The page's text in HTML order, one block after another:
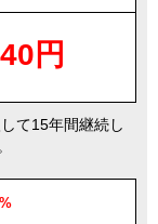
円
て15年間継続し
%